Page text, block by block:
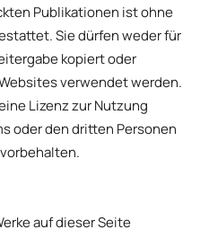
Publikationen ist ohne
Sie dürfen weder für
kopiert oder
verwendet werden.
Lizenz zur Nutzung
oder den dritten Personen
auf dieser Seite